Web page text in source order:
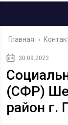
Главная ›
30.09.2023
(СФР)
район г.